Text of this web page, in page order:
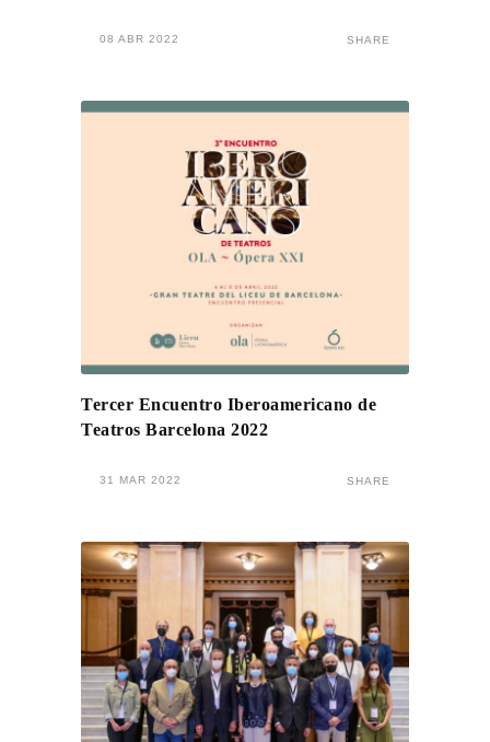
08 ABR 2022 SHARE
Tercer Encuentro Iberoamericano de
Teatros Barcelona 2022
31 MAR 2022 SHARE